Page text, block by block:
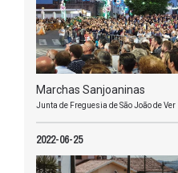
Marchas Sanjoaninas
Junta de Freguesia de São João de Ver
2022-06-25